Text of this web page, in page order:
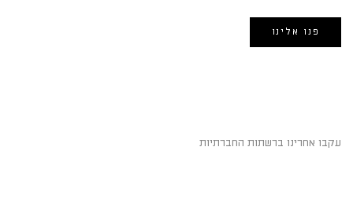
פנו אלינו
עקבו אחרינו ברשתות החברתיות